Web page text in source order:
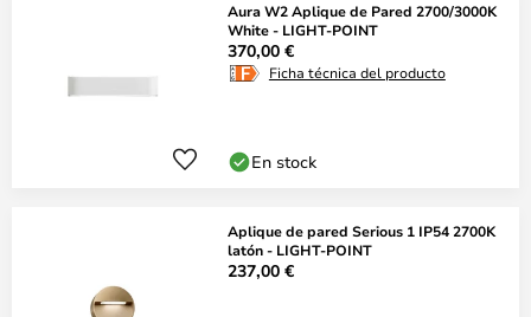
Aura W2 Aplique de Pared 2700/3000K
White - LIGHT-POINT
370,00 €
Ficha técnica del producto
En stock
Aplique de pared Serious 1 IP54 2700K
latón - LIGHT-POINT
237,00 €